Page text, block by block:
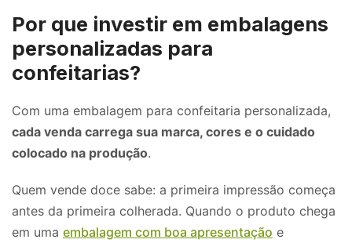
Por que investir em embalagens
personalizadas para
confeitarias?
Com uma embalagem para confeitaria personalizada,
cada venda carrega sua marca, cores e o cuidado
colocado na produção.
Quem vende doce sabe: a primeira impressão começa
antes da primeira colherada. Quando o produto chega
em uma embalagem com boa apresentação e